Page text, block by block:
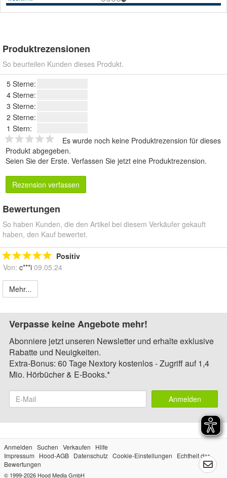
Produktrezensionen
So beurteilen Kunden dieses Produkt.
5 Sterne:
4 Sterne:
3 Sterne:
2 Sterne:
1 Stern:
Es wurde noch keine Produktrezension für dieses
Produkt abgegeben.
Seien Sie der Erste. Verfassen Sie jetzt eine Produktrezension.
Rezension verfassen
Bewertungen
So haben Kunden, die den Artikel bei diesem Verkäufer gekauft
haben, den Kauf bewertet.
Positiv
Von: c***i 09.05.24
Mehr...
Verpasse keine Angebote mehr!
Abonniere jetzt unseren Newsletter und erhalte exklusive
Rabatte und Neuigkeiten.
Extra-Bonus: 60 Tage Nextory kostenlos - Zugriff auf 1,4
Mio. Hörbücher & E-Books.*
Anmelden
Anmelden Suchen Verkaufen
Hilfe
Impressum
Hood-AGB Datenschutz Cookie-Einstellungen
Echtheit der
Bewertungen
© 1999-2026 Hood Media GmbH